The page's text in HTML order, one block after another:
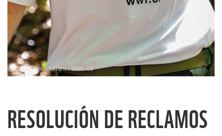
© Yawar Motion Films / WWF-US
RESOLUCIÓN DE RECLAMOS